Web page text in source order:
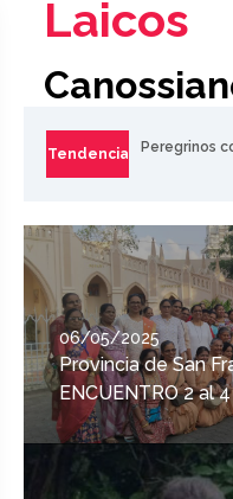
Laicos
Tendencia ORACION
06/05/2025
Provincia de San
ENCUENTRO 2 al
06/05/2025
Provincia de San
ENCUENTRO 2 al